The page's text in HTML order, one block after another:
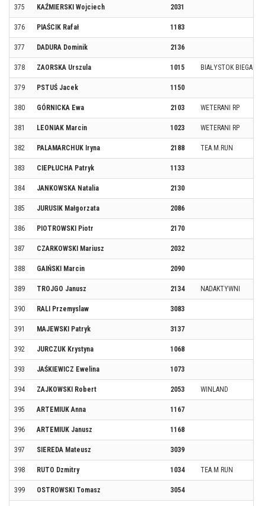
375 KAŹMIERSKI Wojciech 2031
376 PIAŚCIK Rafał 1183
377 DADURA Dominik 2136
378 ZAORSKA Urszula 1015 BIAŁYSTOK BIEGA
379 PSTUŚ Jacek 1150
380 GÓRNICKA Ewa 2103 WETERANI RP
381 LEONIAK Marcin 1023 WETERANI RP
382 PALAMARCHUK Iryna 2188 TEA.M.RUN
383 CIEPŁUCHA Patryk 1133
384 JANKOWSKA Natalia 2130
385 JURUSIK Małgorzata 2086
386 PIOTROWSKI Piotr 2170
387 CZARKOWSKI Mariusz 2032
388 GAIŃSKI Marcin 2090
389 TROJGO Janusz 2134 NADAKTYWNI
390 RALI Przemyslaw 3083
391 MAJEWSKI Patryk 3137
392 JURCZUK Krystyna 1068
393 JAŚKIEWICZ Ewelina 1073
394 ZAJKOWSKI Robert 2053 WINLAND
395 ARTEMIUK Anna 1167
396 ARTEMIUK Janusz 1168
397 SIEREDA Mateusz 3039
398 RUTO Dzmitry 1034 TEA.M RUN
399 OSTROWSKI Tomasz 3054